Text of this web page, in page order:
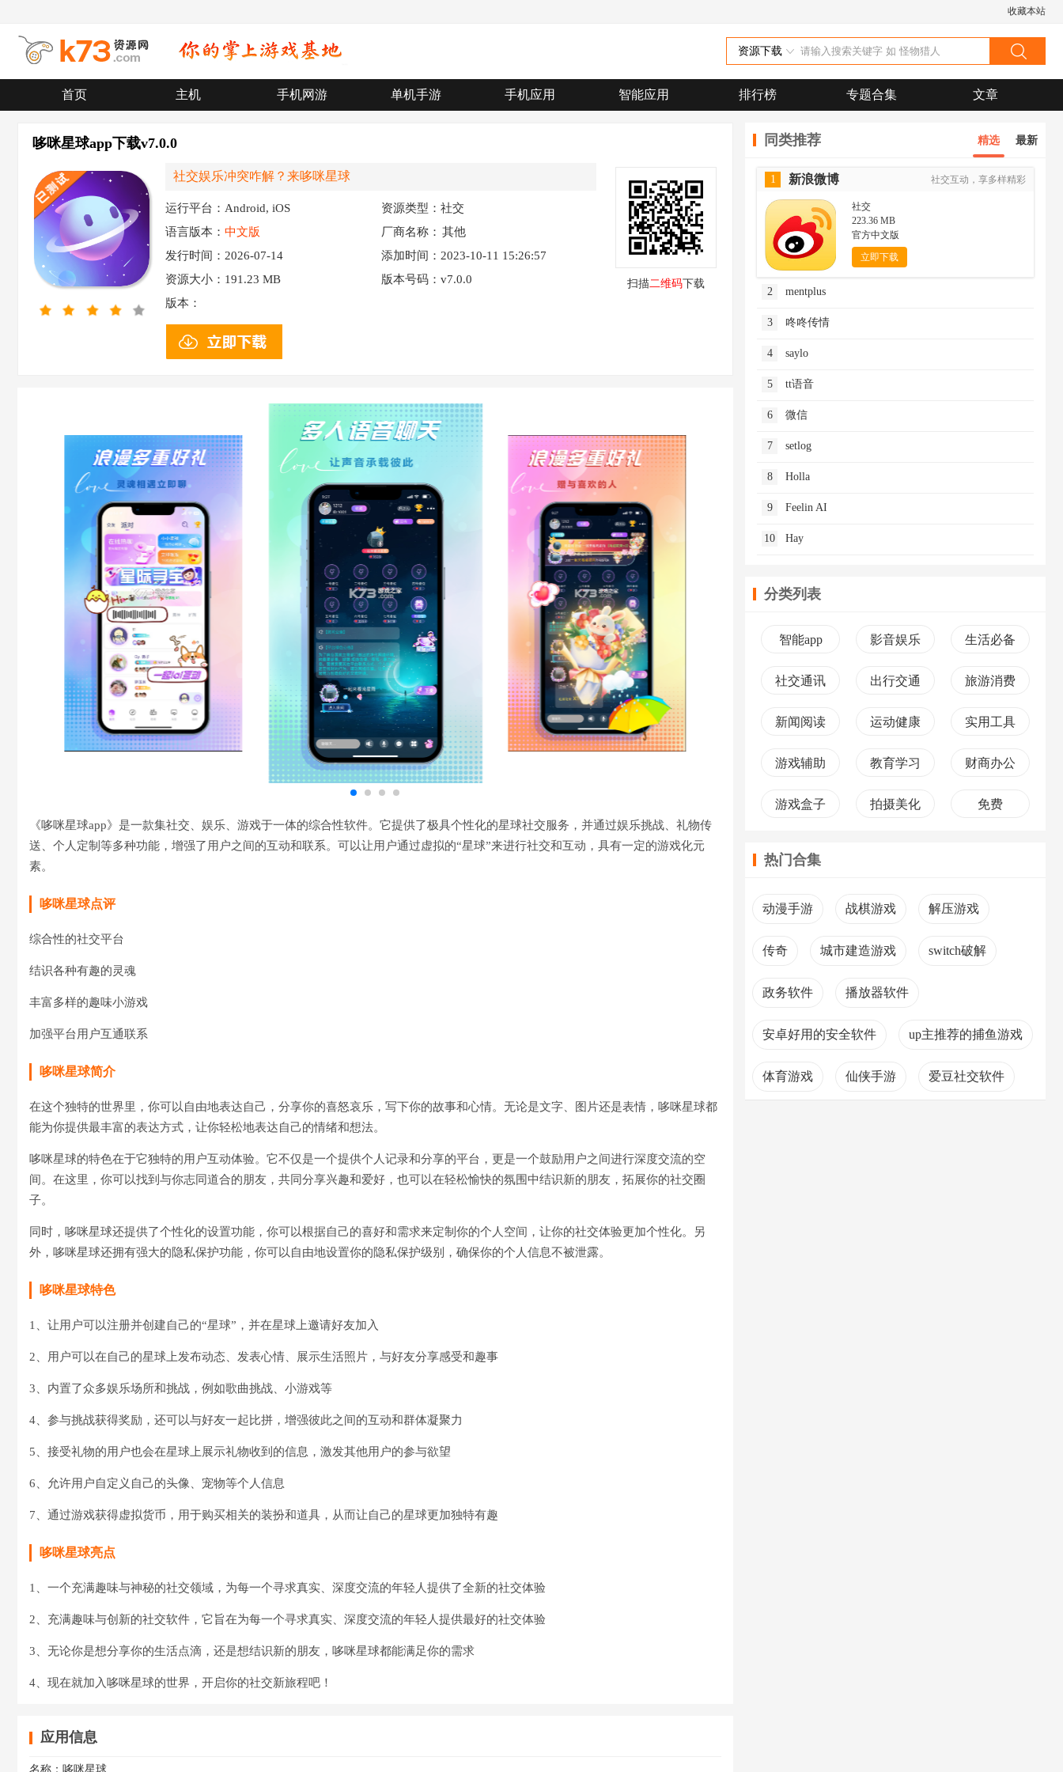
收藏本站
资源下载
首页 主机 手机网游 单机手游 手机应用 智能应用 排行榜 专题合集 文章
哆咪星球app下载v7.0.0
社交娱乐冲突咋解？来哆咪星球
运行平台：Android, iOS
资源类型：社交
语言版本： 中文版 厂商名称： 其他
发行时间：2026-07-14
添加时间：2023-10-11 15:26:57
资源大小： 191.23 MB
版本号码：v7.0.0
版本：
扫描二维码下载
《哆咪星球app》是一款集社交、娱乐、游戏于一体的综合性软件。它提供了极具个性化的星球社交服务，并通过娱乐挑战、礼物传
送、个人定制等多种功能，增强了用户之间的互动和联系。可以让用户通过虚拟的“星球”来进行社交和互动，具有一定的游戏化元
素。
哆咪星球点评
综合性的社交平台
结识各种有趣的灵魂
丰富多样的趣味小游戏
加强平台用户互通联系
哆咪星球简介
在这个独特的世界里，你可以自由地表达自己，分享你的喜怒哀乐，写下你的故事和心情。无论是文字、图片还是表情，哆咪星球都
能为你提供最丰富的表达方式，让你轻松地表达自己的情绪和想法。
哆咪星球的特色在于它独特的用户互动体验。它不仅是一个提供个人记录和分享的平台，更是一个鼓励用户之间进行深度交流的空
间。在这里，你可以找到与你志同道合的朋友，共同分享兴趣和爱好，也可以在轻松愉快的氛围中结识新的朋友，拓展你的社交圈
子。
同时，哆咪星球还提供了个性化的设置功能，你可以根据自己的喜好和需求来定制你的个人空间，让你的社交体验更加个性化。另
外，哆咪星球还拥有强大的隐私保护功能，你可以自由地设置你的隐私保护级别，确保你的个人信息不被泄露。
哆咪星球特色
1、让用户可以注册并创建自己的“星球”，并在星球上邀请好友加入
2、用户可以在自己的星球上发布动态、发表心情、展示生活照片，与好友分享感受和趣事
3、内置了众多娱乐场所和挑战，例如歌曲挑战、小游戏等
4、参与挑战获得奖励，还可以与好友一起比拼，增强彼此之间的互动和群体凝聚力
5、接受礼物的用户也会在星球上展示礼物收到的信息，激发其他用户的参与欲望
6、允许用户自定义自己的头像、宠物等个人信息
7、通过游戏获得虚拟货币，用于购买相关的装扮和道具，从而让自己的星球更加独特有趣
哆咪星球亮点
1、一个充满趣味与神秘的社交领域，为每一个寻求真实、深度交流的年轻人提供了全新的社交体验
2、充满趣味与创新的社交软件，它旨在为每一个寻求真实、深度交流的年轻人提供最好的社交体验
3、无论你是想分享你的生活点滴，还是想结识新的朋友，哆咪星球都能满足你的需求
4、现在就加入哆咪星球的世界，开启你的社交新旅程吧！
应用信息
名称： 哆咪星球
同类推荐 精选 最新
1 新浪微博 社交互动，享多样精彩
社交
223.36 MB
官方中文版
立即下载
2 mentplus
3 咚咚传情
4 saylo
5 tt语音
6 微信
7 setlog
8 Holla
9 Feelin AI
10 Hay
分类列表
智能app 影音娱乐 生活必备
社交通讯 出行交通 旅游消费
新闻阅读 运动健康 实用工具
游戏辅助 教育学习 财商办公
游戏盒子 拍摄美化 免费
热门合集
动漫手游 战棋游戏 解压游戏
传奇 城市建造游戏 switch破解
政务软件 播放器软件
安卓好用的安全软件 up主推荐的捕鱼游戏
体育游戏 仙侠手游 爱豆社交软件